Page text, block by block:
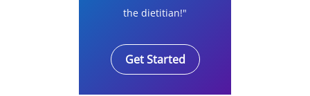
the dietitian!"
Get Started